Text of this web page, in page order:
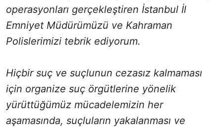
operasyonları gerçekleştiren İstanbul İl
Emniyet Müdürümüzü ve Kahraman
Polislerimizi tebrik ediyorum.
Hiçbir suç ve suçlunun cezasız kalmaması
için organize suç örgütlerine yönelik
yürüttüğümüz mücadelemizin her
aşamasında, suçluların yakalanması ve